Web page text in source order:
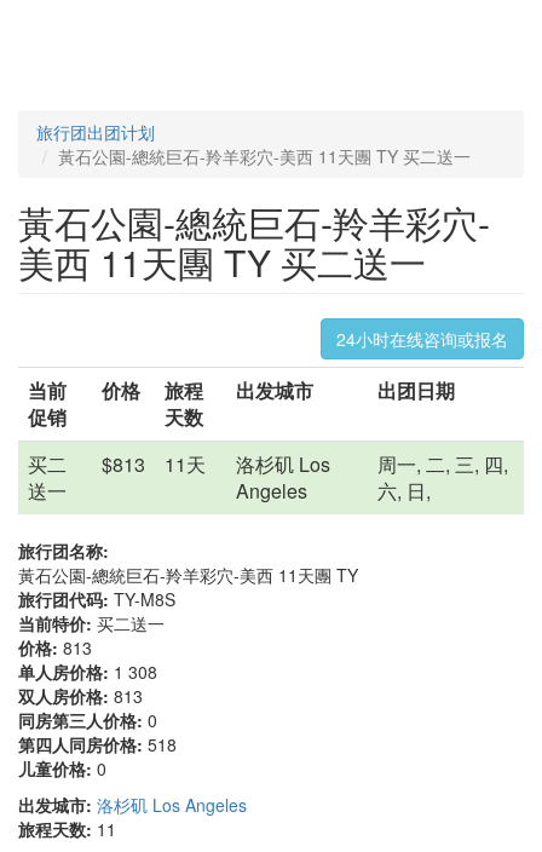
旅行团出团计划
黃石公園-總統巨石-羚羊彩穴-美西 11天團 TY 买二送一
黃石公園-總統巨石-羚羊彩穴-
美西 11天團 TY 买二送一
24小时在线咨询或报名
当前
促销
价格
旅程
天数
出发城市 出团日期
买二
送一
$813 11天
洛杉矶 Los
Angeles
周一, 二, 三, 四,
六, 日,
旅行团名称:
黃石公園-總統巨石-羚羊彩穴-美西 11天團 TY
旅行团代码: TY-M8S
当前特价: 买二送一
价格: 813
单人房价格: 1 308
双人房价格: 813
同房第三人价格: 0
第四人同房价格: 518
儿童价格: 0
出发城市: 洛杉矶 Los Angeles
旅程天数: 11